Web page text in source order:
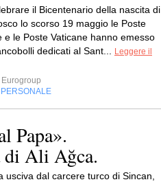
il Bicentenario della nascita di
lo scorso 19 maggio le Poste
e le Poste Vaticane hanno emesso
dedicati al Sant...
Leggere il
Eurogroup
PERSONALE
Papa».
di Ali Ağca.
usciva dal carcere turco di Sincan,